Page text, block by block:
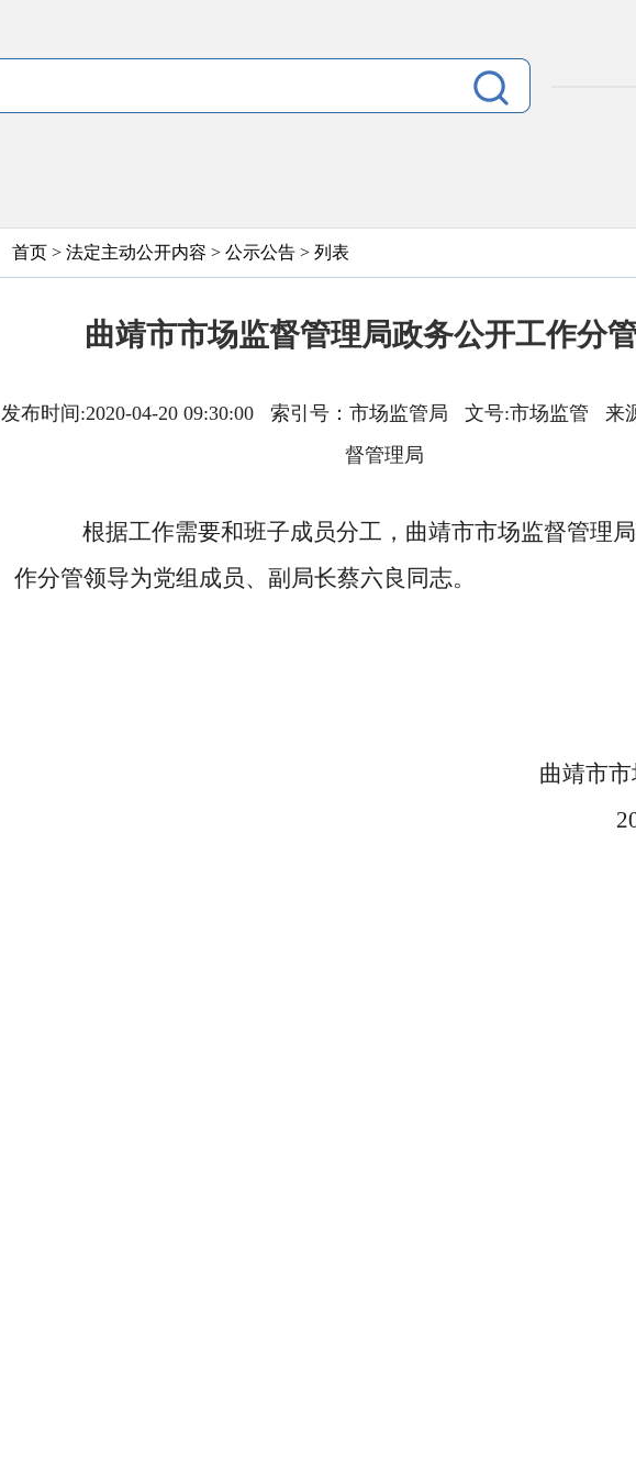
首页 > 法定主动公开内容 > 公示公告 > 列表
曲靖市市场监督管理局政务公开工作分
发布时间:2020-04-20 09:30:00 索引号：市场监管局 文号:市场监管 来
督管理局
根据工作需要和班子成员分工，曲靖市市场监督管理
作分管领导为党组成员、副局长蔡六良同志。
曲靖市